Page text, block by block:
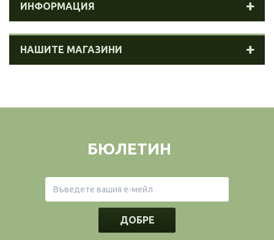
ИНФОРМАЦИЯ
НАШИТЕ МАГАЗИНИ
БЮЛЕТИН
ДОБРЕ